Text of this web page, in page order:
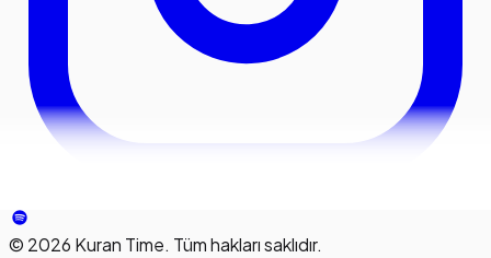
© 2026 Kuran Time. Tüm hakları saklıdır.